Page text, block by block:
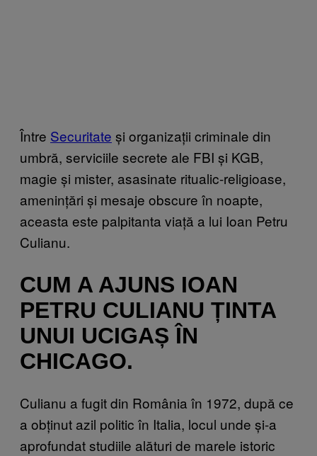
Între Securitate și organizații criminale din
umbră, serviciile secrete ale FBI și KGB,
magie și mister, asasinate ritualic-religioase,
amenințări și mesaje obscure în noapte,
aceasta este palpitanta viață a lui Ioan Petru
Culianu.
CUM A AJUNS IOAN
PETRU CULIANU ȚINTA
UNUI UCIGAȘ ÎN
CHICAGO.
Culianu a fugit din România în 1972, după ce
a obținut azil politic în Italia, locul unde și-a
aprofundat studiile alături de marele istoric